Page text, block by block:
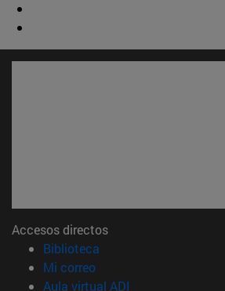
Accesos directos
Biblioteca
Mi correo(abre en nueva ventana)
Aula virtual ADI